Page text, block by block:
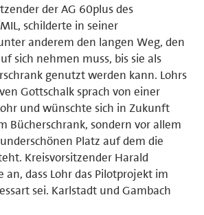
der AG 60plus des
schilderte in seiner
anderem den langen Weg, den
sich nehmen muss, bis sie als
genutzt werden kann. Lohrs
Gottschalk sprach von einer
und wünschte sich in Zukunft
Bücherschrank, sondern vor allem
Platz auf dem die
Kreisvorsitzender Harald
an, dass Lohr das Pilotprojekt im
sei. Karlstadt und Gambach